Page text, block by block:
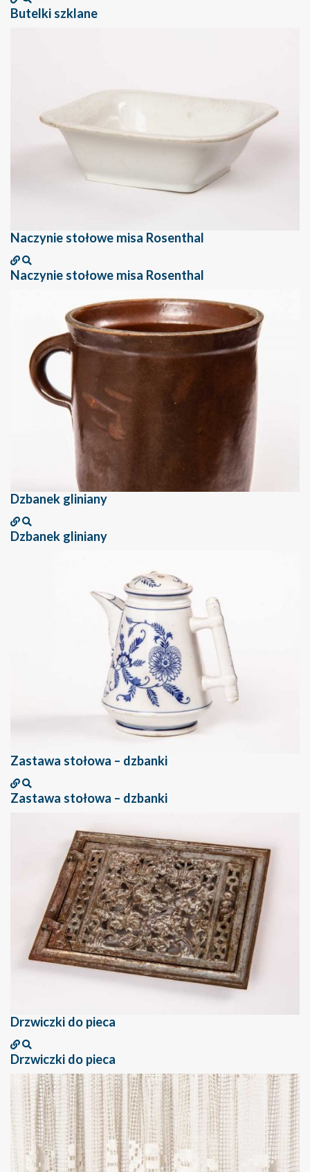
Butelki szklane
Naczynie stołowe misa Rosenthal
Naczynie stołowe misa Rosenthal
Dzbanek gliniany
Dzbanek gliniany
Zastawa stołowa – dzbanki
Zastawa stołowa – dzbanki
Drzwiczki do pieca
Drzwiczki do pieca